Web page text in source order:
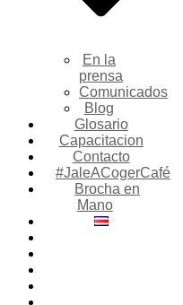
En la
prensa
Comunicados
Blog
Glosario
Capacitacion
Contacto
#JaleACogerCafé
Brocha en
Mano